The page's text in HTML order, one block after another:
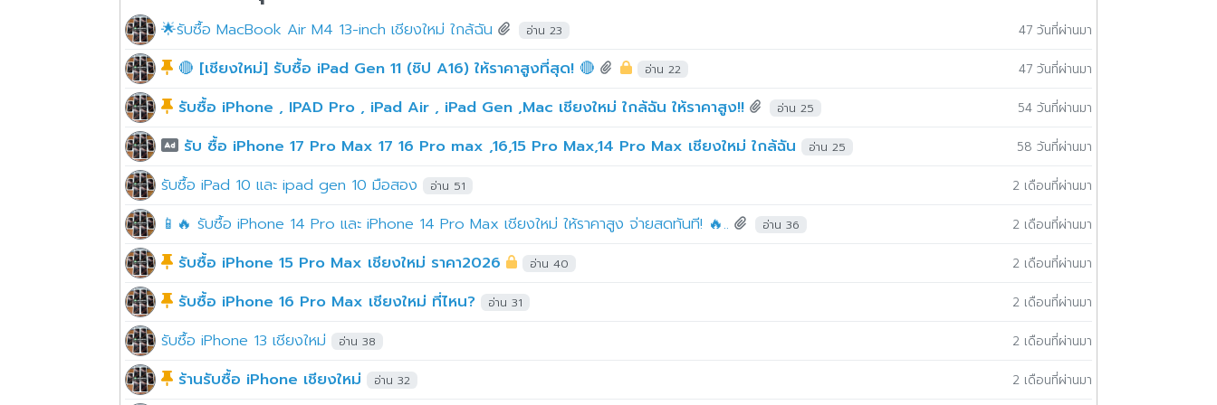
🌟รับซื้อ MacBook Air M4 13-inch เชียงใหม่ ใกล้ฉัน อ่าน 23 47 วันที่ผ่านมา
🔴 [เชียงใหม่] รับซื้อ iPad Gen 11 (ชิป A16) ให้ราคาสูงที่สุด! 🔴 อ่าน 22 47 วันที่ผ่านมา
รับซื้อ iPhone , IPAD Pro , iPad Air , iPad Gen ,Mac เชียงใหม่ ใกล้ฉัน ให้ราคาสูง!! อ่าน 25 54 วันที่ผ่านมา
รับ ซื้อ iPhone 17 Pro Max 17 16 Pro max ,16,15 Pro Max,14 Pro Max เชียงใหม่ ใกล้ฉัน อ่าน 25 58 วันที่ผ่านมา
รับซื้อ iPad 10 และ ipad gen 10 มือสอง อ่าน 51 2 เดือนที่ผ่านมา
📱🔥 รับซื้อ iPhone 14 Pro และ iPhone 14 Pro Max เชียงใหม่ ให้ราคาสูง จ่ายสดทันที! 🔥.. อ่าน 36 2 เดือนที่ผ่านมา
รับซื้อ iPhone 15 Pro Max เชียงใหม่ ราคา2026 อ่าน 40 2 เดือนที่ผ่านมา
รับซื้อ iPhone 16 Pro Max เชียงใหม่ ที่ไหน? อ่าน 31 2 เดือนที่ผ่านมา
รับซื้อ iPhone 13 เชียงใหม่ อ่าน 38 2 เดือนที่ผ่านมา
ร้านรับซื้อ iPhone เชียงใหม่ อ่าน 32 2 เดือนที่ผ่านมา